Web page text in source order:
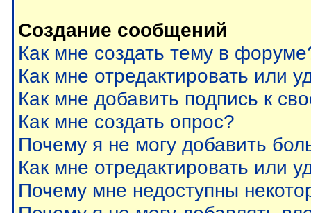
Создание сообщений
Как мне создать тему в
Как мне отредактировать или
Как мне добавить подпись к
Как мне создать опрос?
Почему я не могу добавить
Как мне отредактировать или
Почему мне недоступны